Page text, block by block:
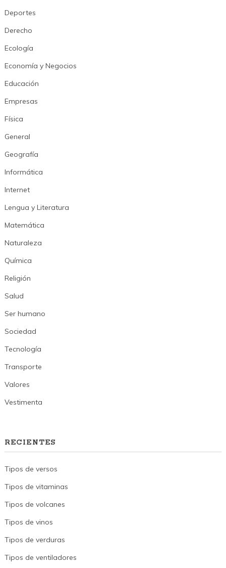
Deportes
Derecho
Ecología
Economía y Negocios
Educación
Empresas
Física
General
Geografía
Informática
Internet
Lengua y Literatura
Matemática
Naturaleza
Química
Religión
Salud
Ser humano
Sociedad
Tecnología
Transporte
Valores
Vestimenta
RECIENTES
Tipos de versos
Tipos de vitaminas
Tipos de volcanes
Tipos de vinos
Tipos de verduras
Tipos de ventiladores